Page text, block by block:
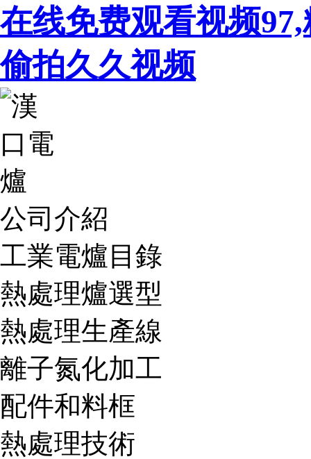
在线免费观看视频
偷拍久久视频
公司介紹
工業電爐目錄
熱處理爐選型
熱處理生產線
離子氮化加工
配件和料框
熱處理技術